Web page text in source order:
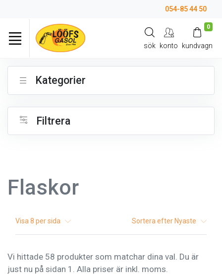
054-85 44 50
sök konto
0
kundvagn
Kategorier
Filtrera
Flaskor
Visa8 per sida Sortera efter Nyaste
Vi hittade 58 produkter som matchar dina val. Du är
just nu på sidan 1. Alla priser är inkl. moms.